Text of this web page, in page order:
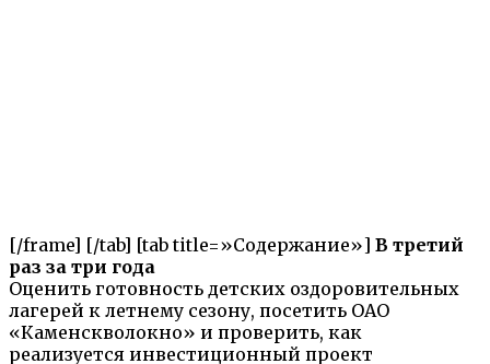
[/frame] [/tab] [tab title=»Содержание»] В третий
раз за три года
Оценить готовность детских оздоровительных
лагерей к летнему сезону, посетить ОАО
«Каменскволокно» и проверить, как
реализуется инвестиционный проект